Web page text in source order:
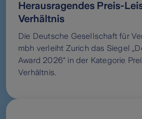
Herausragendes Preis-
Verhältnis
Die Deutsche Gesellschaft für
mbh verleiht Zurich das Siegel
Award 2026“ in der Kategorie
Verhältnis.